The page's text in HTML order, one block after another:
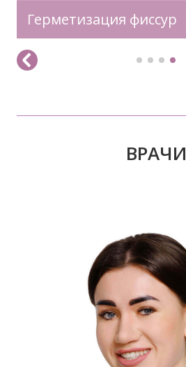
Герметизация фиссур
ВРАЧИ